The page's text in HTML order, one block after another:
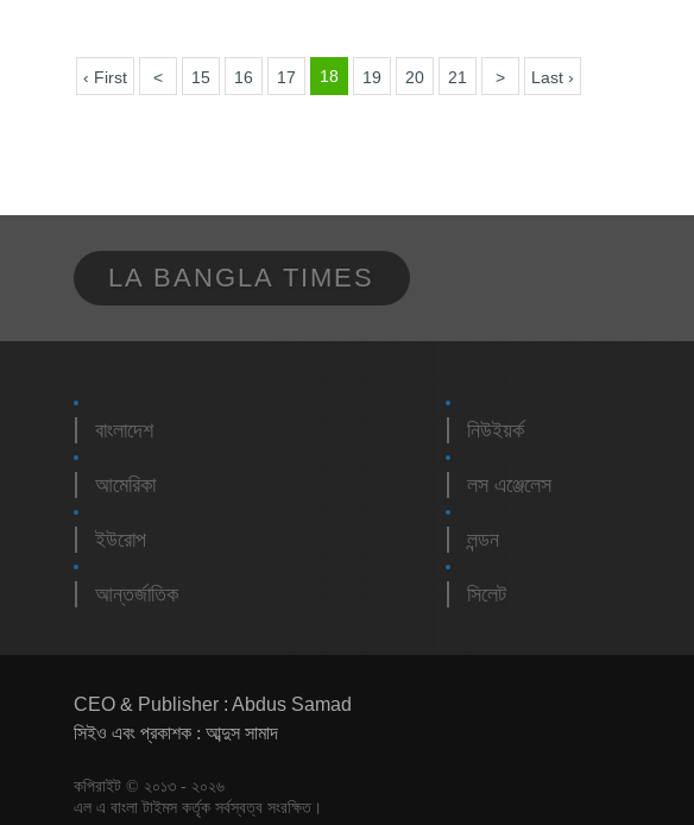
‹ First < 15 16 17 18 19 20 21 > Last ›
LA BANGLA TIMES
বাংলাদেশ
আমেরিকা
ইউরোপ
আন্তর্জাতিক
নিউইয়র্ক
লস এঞ্জেলেস
লন্ডন
সিলেট
CEO & Publisher : Abdus Samad
সিইও এবং প্রকাশক : আব্দুস সামাদ
কপিরাইট © ২০১৩ - ২০২৬
এল এ বাংলা টাইমস কর্তৃক সর্বস্বত্ব সংরক্ষিত।